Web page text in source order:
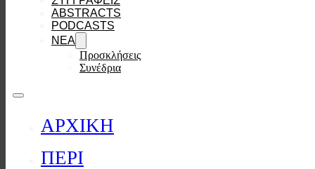
ABSTRACTS
PODCASTS
ΝΕΑ
Προσκλήσεις
Συνέδρια
ΑΡΧΙΚΗ
ΠΕΡΙ